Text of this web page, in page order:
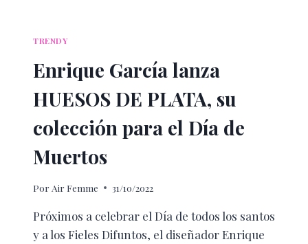
TRENDY
Enrique García lanza
HUESOS DE PLATA, su
colección para el Día de
Muertos
Por Air Femme 31/10/2022
Próximos a celebrar el Día de todos los santos
y a los Fieles Difuntos, el diseñador Enrique